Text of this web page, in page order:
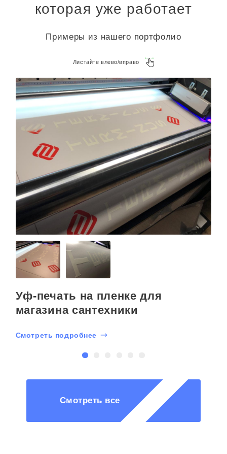
которая уже работает
Примеры из нашего портфолио
Листайте влево/вправо
Уф-печать на пленке для
магазина сантехники
Смотреть подробнее
Смотреть все